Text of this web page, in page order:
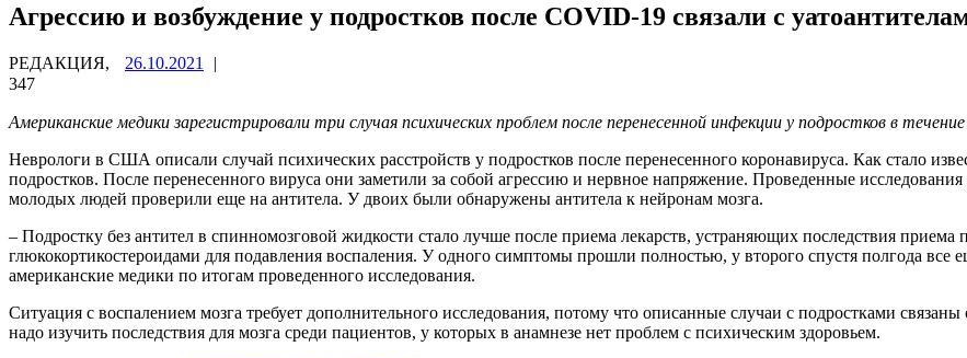
Агрессию и возбуждение у подростков после COVID-19 связали с
РЕДАКЦИЯ, 26.10.2021
|
347
Американские медики зарегистрировали три случая психических проблем после перенесенной инфекции у подростков в
Неврологи в США описали случай психических расстройств у подростков после перенесенного коронавируса. Как стало
подростков. После перенесенного вируса они заметили за собой агрессию и нервное напряжение. Проведенные
молодых людей проверили еще на антитела. У двоих были обнаружены антитела к нейронам мозга.
– Подростку без антител в спинномозговой жидкости стало лучше после приема лекарств, устраняющих последствия
глюкокортикостероидами для подавления воспаления. У одного симптомы прошли полностью, у второго спустя полгода
американские медики по итогам проведенного исследования.
Ситуация с воспалением мозга требует дополнительного исследования, потому что описанные случаи с подростками
надо изучить последствия для мозга среди пациентов, у которых в анамнезе нет проблем с психическим здоровьем.